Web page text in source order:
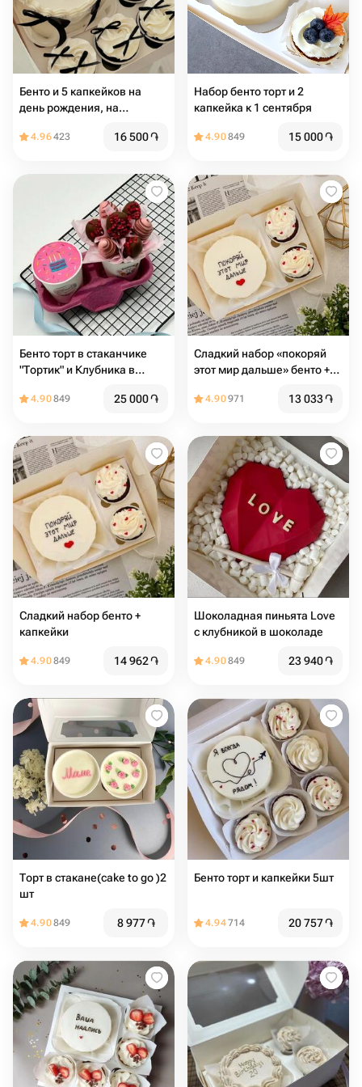
Бенто и 5 капкейков на
день рождения, на
подруге , матери, бабушке
4.96423 16 500֏
Набор бенто торт и 2
капкейка к 1 сентября
4.90849 15 000֏
Бенто торт в стаканчике
"Тортик" и Клубника в
рождения
4.90849 25 000֏
Сладкий набор «покоряй
этот мир дальше» бенто +
4.90971 13 033֏
Сладкий набор бенто +
капкейки
4.90849 14 962֏
Шоколадная пиньята Love
с клубникой в шоколаде
4.90849 23 940֏
Торт в стакане(cake to go )2
шт
4.90849 8 977֏
Бенто торт и капкейки 5шт
4.94714 20 757֏